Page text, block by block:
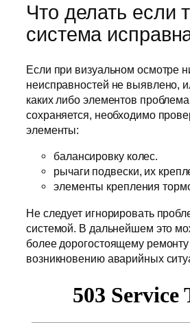
Что делать если
система
Если при визуальном осмотре
неисправностей не выявлено,
каких либо элементов
сохраняется, необходимо
элементы:
балансировку колес.
рычаги подвески, их
элементы крепления
Не следует игнорировать
системой. В дальнейшем это
более дорогостоящему ремонту
возникновению аварийных